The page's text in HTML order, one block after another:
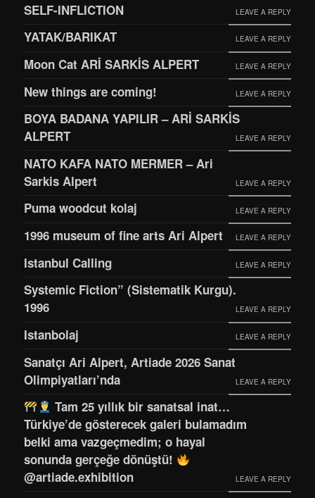
SELF-INFLICTION LEAVE A REPLY
YATAK/BARIKAT LEAVE A REPLY
Moon Cat ARİ SARKİS ALPERT LEAVE A REPLY
New things are coming! LEAVE A REPLY
BOYA BADANA YAPILIR – ARİ SARKİS
ALPERT
LEAVE A REPLY
NATO KAFA NATO MERMER – Ari
Sarkis Alpert
LEAVE A REPLY
Puma woodcut kolaj LEAVE A REPLY
1996 museum of fine arts Ari Alpert LEAVE A REPLY
Istanbul Calling LEAVE A REPLY
Systemic Fiction” (Sistematik Kurgu).
1996
LEAVE A REPLY
Istanbolaj LEAVE A REPLY
Sanatçı Ari Alpert, Artiade 2026 Sanat
Olimpiyatları’nda
LEAVE A REPLY
Tam 25 yıllık bir sanatsal inat…
Türkiye’de gösterecek galeri bulamadım
belki ama vazgeçmedim; o hayal
sonunda gerçeğe dönüştü!
@artiade.exhibition
LEAVE A REPLY